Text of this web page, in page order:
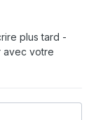
plus tard -
avec votre